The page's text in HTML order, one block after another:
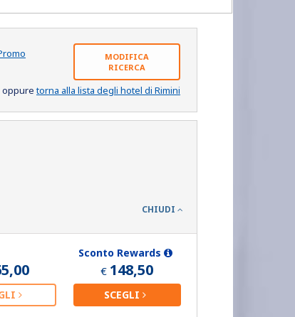
MODIFICA
RICERCA
oppuretorna alla lista degli hotel di Rimini
CHIUDI
Sconto Rewards
€ 148,50
SCEGLI